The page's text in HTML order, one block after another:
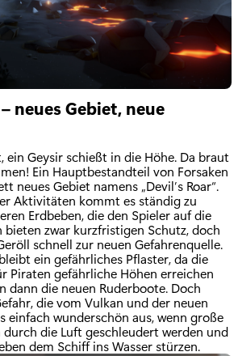
neues Gebiet, neue
ein Geysir schießt in die Höhe. Da braut
Ein Hauptbestandteil von Forsaken
neues Gebiet namens „Devil’s Roar“.
Aktivitäten kommt es ständig zu
Erdbeben, die den Spieler auf die
bieten zwar kurzfristigen Schutz, doch
schnell zur neuen Gefahrenquelle.
ein gefährliches Pflaster, da die
Piraten gefährliche Höhen erreichen
dann die neuen Ruderboote. Doch
die vom Vulkan und der neuen
einfach wunderschön aus, wenn große
durch die Luft geschleudert werden und
dem Schiff ins Wasser stürzen.